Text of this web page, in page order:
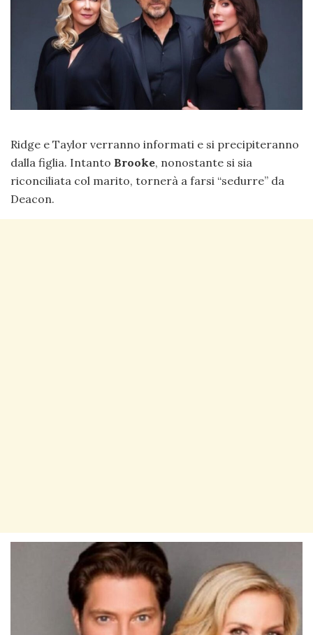
Ridge e Taylor verranno informati e si precipiteranno
dalla figlia. Intanto Brooke, nonostante si sia
riconciliata col marito, tornerà a farsi “sedurre” da
Deacon.